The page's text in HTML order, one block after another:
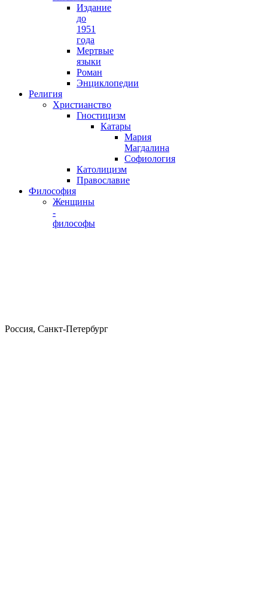
Издание
до
1951
года
Мертвые
языки
Роман
Энциклопедии
Религия
Христианство
Гностицизм
Катары
Мария
Магдалина
Софиология
Католицизм
Православие
Философия
Женщины
-
философы
Россия, Санкт-Петербург